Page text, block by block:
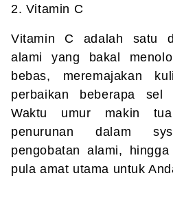
2. Vitamin C
Vitamin C adalah satu
alami yang bakal
bebas, meremajakan
perbaikan beberapa
Waktu umur makin
penurunan dalam
pengobatan alami,
pula amat utama untuk